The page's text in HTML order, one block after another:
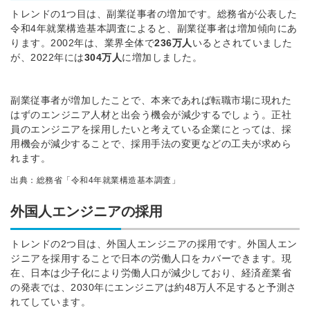
トレンドの1つ目は、副業従事者の増加です。 総務省が公表した
令和4年就業構造基本調査によると、副業従事者は増加傾向にあ
ります。2002年は、業界全体で236万人 いるとされていました
が、2022年には304万人に増加しました。
副業従事者が増加したことで、本来であれば転職市場に現れた
はずのエンジニア人材と出会う機会が減少するでしょう。 正社
員のエンジニアを採用したいと考えている企業にとっては、採
用機会が減少することで、採用手法の変更などの工夫が求めら
れます。
出典：総務省「令和4年就業構造基本調査」
外国人エンジニアの採用
トレンドの2つ目は、外国人エンジニアの採用です。外国人エン
ジニアを採用することで日本の労働人口をカバーできます。現
在、日本は少子化により労働人口が減少しており、経済産業省
の発表では、2030年にエンジニアは約48万人不足すると予測さ
れてしています。